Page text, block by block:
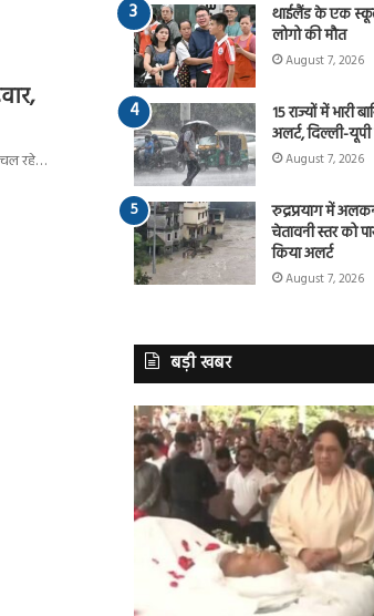
चल रहे…
थाईलैंड के एक
लोगो की मौत
August 7, 2026
15 राज्यों में
अलर्ट, दिल्ली-
August 7, 2026
रुद्रप्रयाग में
चेतावनी स्तर को
किया अलर्ट
August 7, 2026
बड़ी खबर